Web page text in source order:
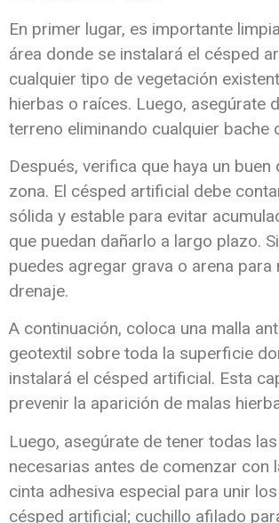
En primer lugar, es importante
área donde se instalará el césped
cualquier tipo de vegetación
hierbas o raíces. Luego, asegúrate
terreno eliminando cualquier bache
Después, verifica que haya un buen
zona. El césped artificial debe
sólida y estable para evitar
que puedan dañarlo a largo plazo.
puedes agregar grava o arena para
drenaje.
A continuación, coloca una malla
geotextil sobre toda la superficie
instalará el césped artificial. Esta
prevenir la aparición de malas
Luego, asegúrate de tener todas
necesarias antes de comenzar con
cinta adhesiva especial para unir
césped artificial; cuchillo afilado